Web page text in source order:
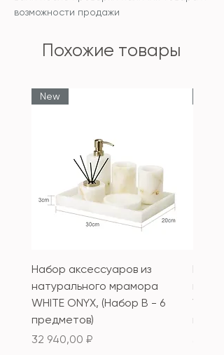
возможности продажи
Похожие товары
New
Набор аксессуаров из
натурального мрамора
WHITE ONYX, (Набор B - 6
предметов)
Цена
32 940,00 ₽